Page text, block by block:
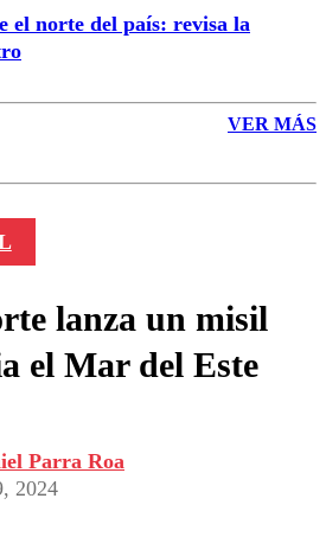
el norte del país: revisa la
VER MÁS
lanza un misil
el Mar del Este
Parra Roa
2024